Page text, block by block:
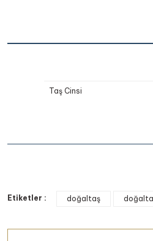
Taş Cinsi
Görüş ve önerileriniz için
Ürün resmi kalitesiz,
Etiketler : doğaltaş